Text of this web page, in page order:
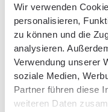
Wir verwenden
personalisieren,
zu können und die
analysieren.
Verwendung unserer
soziale Medien,
Partner führen diese
weiteren Daten
Bereich